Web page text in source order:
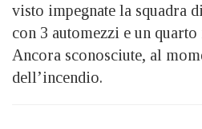
visto impegnate la squadra
con 3 automezzi e un
Ancora sconosciute, al
dell’incendio.